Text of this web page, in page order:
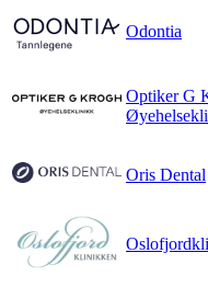
Odontia
Optiker G
Oris Dental